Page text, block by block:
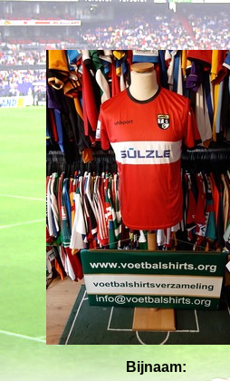
Bijnaam: